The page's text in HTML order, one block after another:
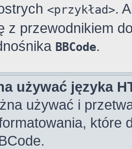
<przykład>.
z przewodnikiem
BBCode.
używać języka
używać i
które